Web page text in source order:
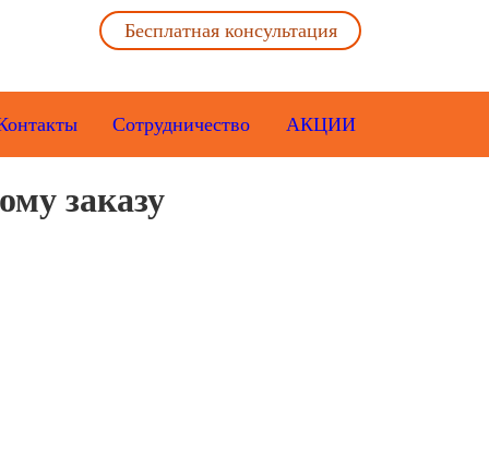
Бесплатная консультация
Сотрудничество АКЦИИ
заказу